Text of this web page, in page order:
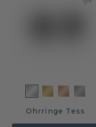
Ohrringe Tess